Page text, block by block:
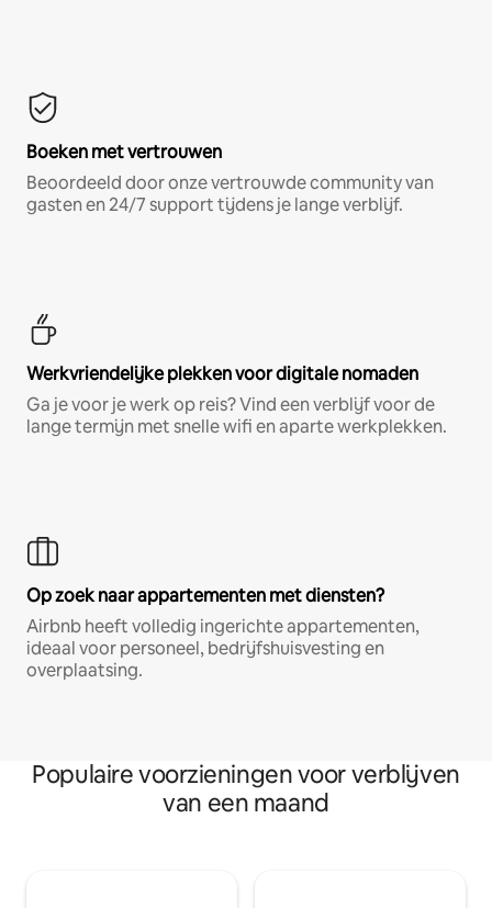
Boeken met vertrouwen
Beoordeeld door onze vertrouwde community van
gasten en 24/7 support tijdens je lange verblijf.
Werkvriendelijke plekken voor digitale nomaden
Ga je voor je werk op reis? Vind een verblijf voor de
lange termijn met snelle wifi en aparte werkplekken.
Op zoek naar appartementen met diensten?
Airbnb heeft volledig ingerichte appartementen,
ideaal voor personeel, bedrijfshuisvesting en
overplaatsing.
Populaire voorzieningen voor verblijven
van een maand